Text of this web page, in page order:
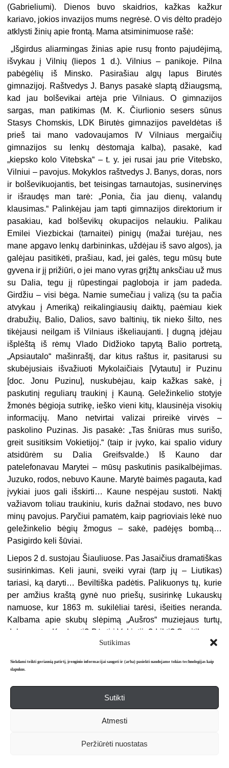
Sutikimas
Siekdami teikti geriausią patirtį, įrenginio informacijai saugoti ir (arba) pasiekti naudojame tokias technologijas kaip
slapukus.
Sutikti
Atmesti
Peržiūrėti nuostatas
(Gabrieliumi). Dienos buvo skaidrios, kažkas kažkur
kariavo, jokios invazijos mums negrėsė. O vis dėlto pradėjo
atklysti žinių apie frontą. Mama atsiminimuose rašė:
„Išgirdus aliarmingas žinias apie rusų fronto pajudėjimą,
išvykau į Vilnių (liepos 1 d.). Vilnius – panikoje. Pilna
pabėgėlių iš Minsko. Pasirašiau algų lapus Birutės
gimnazijoj. Raštvedys J. Banys pasakė slaptą džiaugsmą,
kad jau bolševikai artėja prie Vilniaus. O gimnazijos
sargas, man patikimas (M. K. Čiurlionio sesers sūnus
Stasys Chomskis, LDK Birutės gimnazijos paveldėtas iš
prieš tai mano vadovaujamos IV Vilniaus mergaičių
gimnazijos su lenkų dėstomąja kalba), pasakė, kad
„kiepsko kolo Vitebska“ – t. y. jei rusai jau prie Vitebsko,
Vilniui – pavojus. Mokyklos raštvedys J. Banys, doras, nors
ir bolševikuojantis, bet teisingas tarnautojas, susinervinęs
ir išraudęs man tarė: „Ponia, čia jau dienų, valandų
klausimas.“ Palinkėjau jam tapti gimnazijos direktorium ir
pasakiau, kad bolševikų okupacijos nelaukiu. Palikau
Emilei Viezbickai (tarnaitei) pinigų (mažai turėjau, nes
mane apgavo lenkų darbininkas, uždėjau iš savo algos), ja
galėjau pasitikėti, prašiau, kad, jei galės, tegu mūsų bute
gyvena ir jį prižiūri, o jei mano vyras grįžtų anksčiau už mus
su Dalia, tegu jį rūpestingai pagloboja ir jam padeda.
Girdžiu – visi bėga. Namie sumečiau į valizą (su ta pačia
atvykau į Ameriką) reikalingiausių daiktų, paėmiau kiek
drabužių, Balio, Dalios, savo baltinių, tik nieko šilto, nes
tikėjausi neilgam iš Vilniaus iškeliaujanti. Į dugną įdėjau
išplėštą iš rėmų Vlado Didžioko tapytą Balio portretą,
„Apsiautalo“ mašinraštį, dar kitus raštus ir, pasitarusi su
skubėjusiais išvažiuoti Mykolaičiais [Vytautu] ir Puzinu
[doc. Jonu Puzinu], nuskubėjau, kaip kažkas sakė, į
paskutinį reguliarų traukinį į Kauną. Geležinkelio stotyje
žmonės bėgioja sutrikę, ieško vieni kitų, klausinėja visokių
informacijų. Mano netvirtai valizai prireikė virvės –
paskolino Puzinas. Jis pasakė: „Tas šniūras mus surišo,
greit susitiksim Vokietijoj.“ (taip ir įvyko, kai spalio vidury
atsidūrėm su Dalia Greifsvalde.) Iš Kauno dar
patelefonavau Marytei – mūsų paskutinis pasikalbėjimas.
Juzuko, rodos, nebuvo Kaune. Marytė baimės pagauta, kad
įvykiai juos gali išskirti… Kaune nespėjau sustoti. Naktį
važiavom toliau traukiniu, kuris dažnai stodavo, nes buvo
minų pavojus. Paryčiui pamatėm, kaip pagrioviais lėkė nuo
geležinkelio bėgių žmogus – sakė, padėjęs bombą…
Pasigirdo keli šūviai.
Liepos 2 d. sustojau Šiauliuose. Pas Jasaičius dramatiškas
susirinkimas. Keli jauni, sveiki vyrai (tarp jų – Liutikas)
tariasi, ką daryti… Beviltiška padėtis. Palikuonys tų, kurie
per amžius kraštą gynė nuo priešų, susirinkę Lukauskų
namuose, kur 1863 m. sukilėliai tarėsi, išeities neranda.
Kalbama apie skubų slėpimą „Aušros“ muziejaus turtų,
dokumentų. Ką daryti? Bėgti į Vokietiją? Likti? Susitikau su
Noreikiene, kurios vyras buvo su Baliu Štuthofe, – likusi su
su vyru ir dukrele vykti kažkokiu transportu į Vokietiją.
be ašarų – tyliam siaube. (Vėliau sužinojau, kad Marilė
niekur neišvyko, su vyro šeima prisiglaudė pas tėvus, jų
ūkyje Judreliuose.) Grįžau į Bugius. Sunki atmosfera…“
valgė rūkytus lašinius, kurių Vilniuje nė su žiburiu seniai